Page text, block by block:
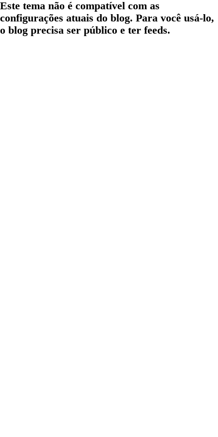
Este tema não é compatível com as
configurações atuais do blog. Para você usá-lo,
o blog precisa ser público e ter feeds.